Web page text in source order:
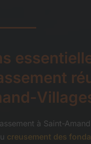
à Saint-
creusement des